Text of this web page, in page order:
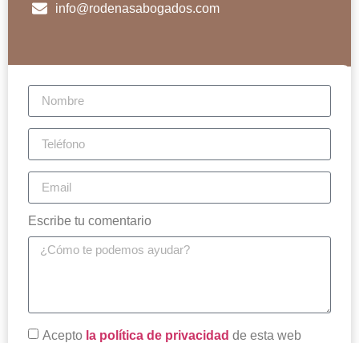
info@rodenasabogados.com
Escribe tu comentario
Acepto la política de privacidad de esta web